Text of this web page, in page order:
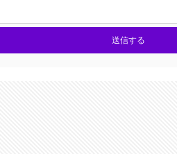
送信する